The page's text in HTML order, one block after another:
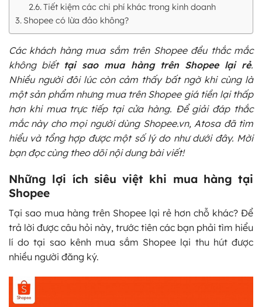
Tiết kiệm các chi phí khác trong kinh doanh
Shopee có lừa đảo không?
Các khách hàng mua sắm trên Shopee đều thắc mắc
không biết tại sao mua hàng trên Shopee lại rẻ.
Nhiều người đôi lúc còn cảm thấy bất ngờ khi cùng là
một sản phẩm nhưng mua trên Shopee giá tiền lại thấp
hơn khi mua trực tiếp tại cửa hàng. Để giải đáp thắc
mắc này cho mọi người dùng Shopee.vn, Atosa đã tìm
hiểu và tổng hợp được một số lý do như dưới đây. Mời
bạn đọc cùng theo dõi nội dung bài viết!
Những lợi ích siêu việt khi mua hàng tại
Shopee
Tại sao mua hàng trên Shopee lại rẻ hơn chỗ khác? Để
trả lời được câu hỏi này, trước tiên các bạn phải tìm hiểu
lí do tại sao kênh mua sắm Shopee lại thu hút được
nhiều người đăng ký.